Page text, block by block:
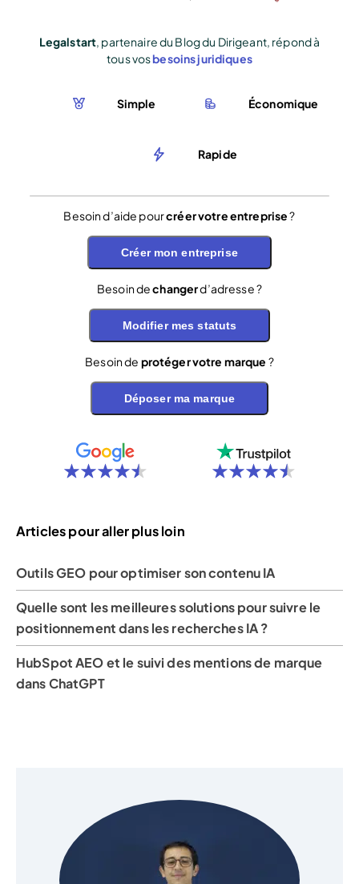
Legalstart, partenaire du Blog du Dirigeant, répond à
tous vosbesoins juridiques
Simple Économique
Rapide
Besoin d’aide pourcréer votre entreprise?
Créer mon entreprise
Besoin dechangerd’adresse ?
Modifier mes statuts
Besoin de protéger votre marque ?
Déposer ma marque
Articles pour aller plus loin
Outils GEO pour optimiser son contenu IA
Quelle sont les meilleures solutions pour suivre le
positionnement dans les recherches IA ?
HubSpot AEO et le suivi des mentions de marque
dans ChatGPT